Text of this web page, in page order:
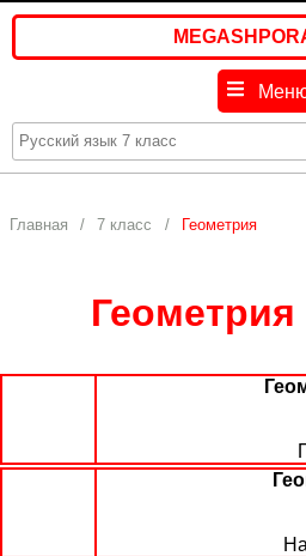
Главная 7 класс Геометрия
Геометрия